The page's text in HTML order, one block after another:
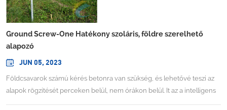
Ground Screw-One Hatékony szoláris, földre szerelhető
alapozó
JUN 05, 2023
Földcsavarok számú kérés betonra van szükség, és lehetővé teszi az
alapok rögzítését perceken belül, nem órákon belül. It az a intelligens